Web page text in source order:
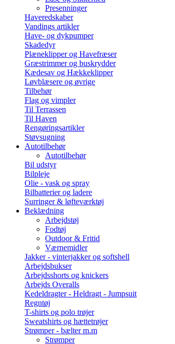
Presenninger
Haveredskaber
Vandings artikler
Have- og dykpumper
Skadedyr
Plæneklipper og Havefræser
Græstrimmer og buskrydder
Kædesav og Hækkeklipper
Løvblæsere og øvrige
Tilbehør
Flag og vimpler
Til Terrassen
Til Haven
Rengøringsartikler
Støvsugning
Autotilbehør
Autotilbehør
Bil udstyr
Bilpleje
Olie - vask og spray
Bilbatterier og ladere
Surringer & løfteværktøj
Beklædning
Arbejdstøj
Fodtøj
Outdoor & Fritid
Værnemidler
Jakker - vinterjakker og softshell
Arbejdsbukser
Arbejdsshorts og knickers
Arbejds Overalls
Kedeldragter - Heldragt - Jumpsuit
Regntøj
T-shirts og polo trøjer
Sweatshirts og hættetrøjer
Strømper - bælter m.m
Strømper